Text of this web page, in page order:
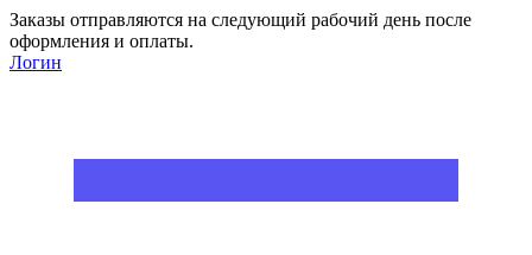
Заказы отправляются на следующий рабочий день после
оформления и оплаты.
Логин